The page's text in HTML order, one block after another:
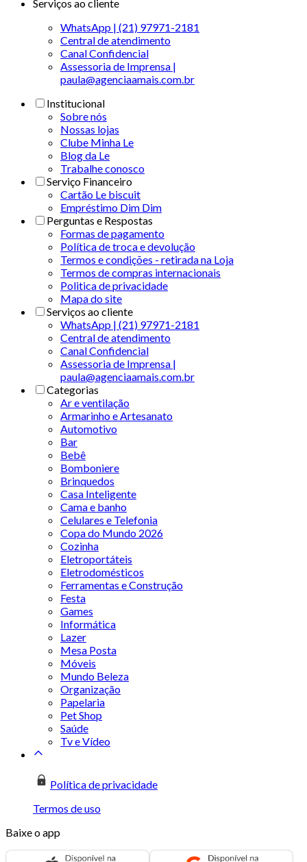
Serviços ao cliente
WhatsApp | (21) 97971-2181
Central de atendimento
Canal Confidencial
Assessoria de Imprensa |
paula@agenciaamais.com.br
Institucional
Sobre nós
Nossas lojas
Clube Minha Le
Blog da Le
Trabalhe conosco
Serviço Financeiro
Cartão Le biscuit
Empréstimo Dim Dim
Perguntas e Respostas
Formas de pagamento
Política de troca e devolução
Termos e condições - retirada na Loja
Termos de compras internacionais
Politica de privacidade
Mapa do site
Serviços ao cliente
WhatsApp | (21) 97971-2181
Central de atendimento
Canal Confidencial
Assessoria de Imprensa |
paula@agenciaamais.com.br
Categorias
Ar e ventilação
Armarinho e Artesanato
Automotivo
Bar
Bebê
Bomboniere
Brinquedos
Casa Inteligente
Cama e banho
Celulares e Telefonia
Copa do Mundo 2026
Cozinha
Eletroportáteis
Eletrodomésticos
Ferramentas e Construção
Festa
Games
Informática
Lazer
Mesa Posta
Móveis
Mundo Beleza
Organização
Papelaria
Pet Shop
Saúde
Tv e Vídeo
Política de privacidade
Termos de uso
Baixe o app